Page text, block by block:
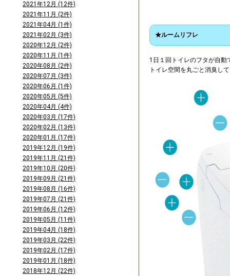
★ルームリフレ
1日１回トイレのフタが自動
トイレ空間を丸ごと消臭し
2021年12月 (12件)
2021年11月 (2件)
2021年04月 (1件)
2021年02月 (3件)
2020年12月 (2件)
2020年11月 (1件)
2020年08月 (2件)
2020年07月 (3件)
2020年06月 (1件)
2020年05月 (5件)
2020年04月 (4件)
2020年03月 (17件)
2020年02月 (13件)
2020年01月 (17件)
2019年12月 (19件)
2019年11月 (21件)
2019年10月 (20件)
2019年09月 (21件)
2019年08月 (16件)
2019年07月 (21件)
2019年06月 (12件)
2019年05月 (11件)
2019年04月 (18件)
2019年03月 (22件)
2019年02月 (17件)
2019年01月 (18件)
2018年12月 (22件)